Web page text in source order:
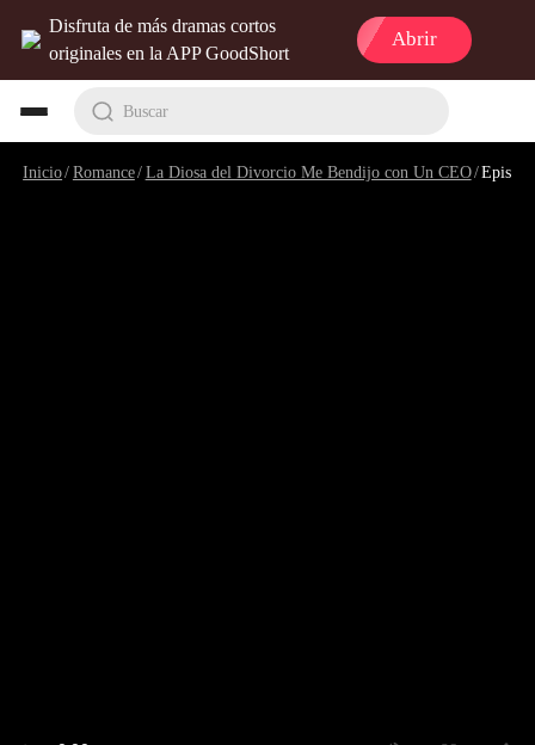
Disfruta de más dramas cortos
originales en la APP GoodShort
Abrir
Buscar
Inicio/Romance/La Diosa del Divorcio Me Bendijo con Un CEO/Episodio 2